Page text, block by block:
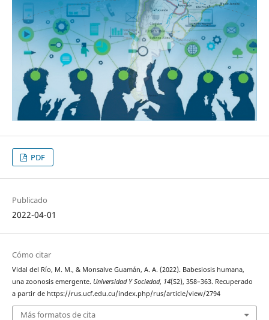
PDF
Publicado
2022-04-01
Cómo citar
Vidal del Río, M. M., & Monsalve Guamán, A. A. (2022). Babesiosis humana,
una zoonosis emergente. Universidad Y Sociedad, 14(S2), 358–363. Recuperado
a partir de https://rus.ucf.edu.cu/index.php/rus/article/view/2794
Más formatos de cita